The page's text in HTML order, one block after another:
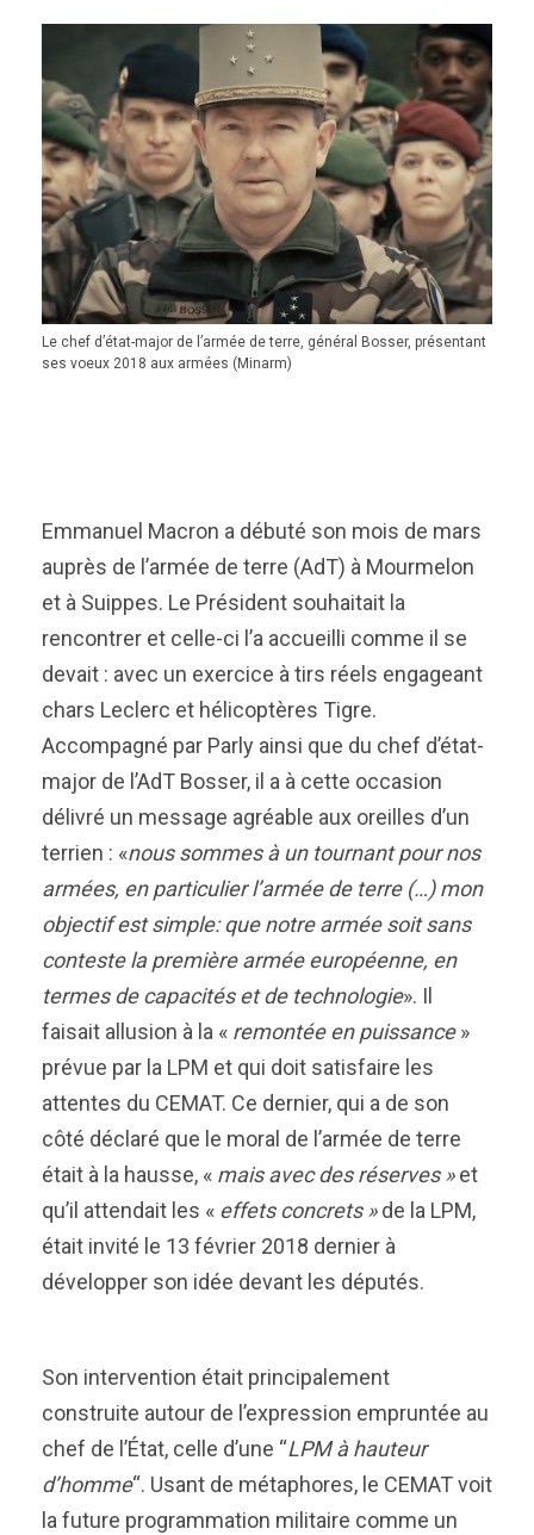
Le chef d’état-major de l’armée de terre, général Bosser, présentant
ses voeux 2018 aux armées (Minarm)
Emmanuel Macron a débuté son mois de mars
auprès de l’armée de terre (AdT) à Mourmelon
et à Suippes. Le Président souhaitait la
rencontrer et celle-ci l’a accueilli comme il se
devait : avec un exercice à tirs réels engageant
chars Leclerc et hélicoptères Tigre.
Accompagné par Parly ainsi que du chef d’état-
major de l’AdT Bosser, il a à cette occasion
délivré un message agréable aux oreilles d’un
terrien : «nous sommes à un tournant pour nos
armées, en particulier l’armée de terre (…) mon
objectif est simple: que notre armée soit sans
conteste la première armée européenne, en
termes de capacités et de technologie». Il
faisait allusion à la « remontée en puissance»
prévue par la LPM et qui doit satisfaire les
attentes du CEMAT. Ce dernier, qui a de son
côté déclaré que le moral de l’armée de terre
était à la hausse, « mais avec des réserves »et
qu’il attendait les « effets concrets »de la LPM,
était invité le 13 février 2018 dernier à
développer son idée devant les députés.
Son intervention était principalement
construite autour de l’expression empruntée au
chef de l’État, celle d’une “LPM à hauteur
d’homme“. Usant de métaphores, le CEMAT voit
la future programmation militaire comme un